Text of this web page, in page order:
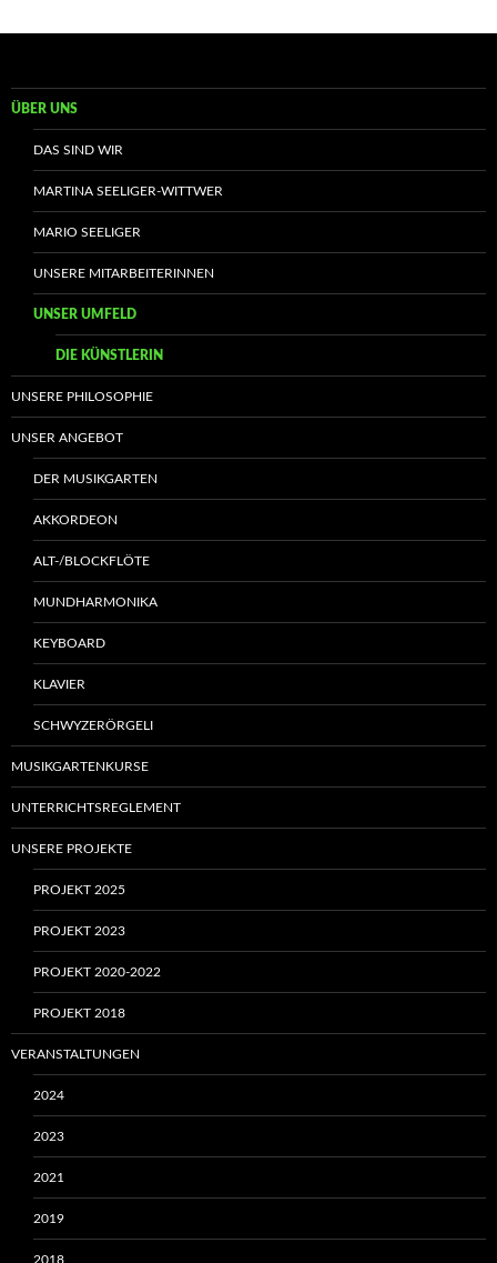
ÜBER UNS
DAS SIND WIR
MARTINA SEELIGER-WITTWER
MARIO SEELIGER
UNSERE MITARBEITERINNEN
UNSER UMFELD
DIE KÜNSTLERIN
UNSERE PHILOSOPHIE
UNSER ANGEBOT
DER MUSIKGARTEN
AKKORDEON
ALT-/BLOCKFLÖTE
MUNDHARMONIKA
KEYBOARD
KLAVIER
SCHWYZERÖRGELI
MUSIKGARTENKURSE
UNTERRICHTSREGLEMENT
UNSERE PROJEKTE
PROJEKT 2025
PROJEKT 2023
PROJEKT 2020-2022
PROJEKT 2018
VERANSTALTUNGEN
2024
2023
2021
2019
2018